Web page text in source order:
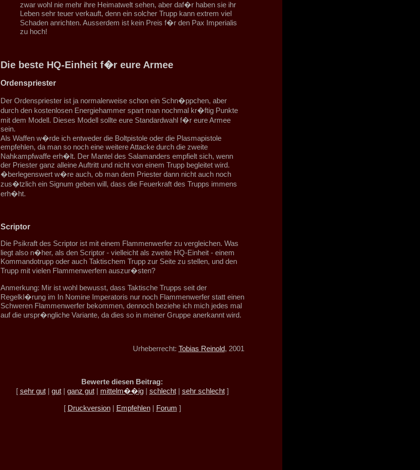
zwar wohl nie mehr ihre Heimatwelt sehen, aber daf�r haben sie ihr
Leben sehr teuer verkauft, denn ein solcher Trupp kann extrem viel
Schaden anrichten. Ausserdem ist kein Preis f�r den Pax Imperialis
zu hoch!
Die beste HQ-Einheit f�r eure Armee
Ordenspriester
Der Ordenspriester ist ja normalerweise schon ein Schn�ppchen, aber
durch den kostenlosen Energiehammer spart man nochmal kr�ftig Punkte
mit dem Modell. Dieses Modell sollte eure Standardwahl f�r eure Armee
sein.
Als Waffen w�rde ich entweder die Boltpistole oder die Plasmapistole
empfehlen, da man so noch eine weitere Attacke durch die zweite
Nahkampfwaffe erh�lt. Der Mantel des Salamanders empfielt sich, wenn
der Priester ganz alleine Auftritt und nicht von einem Trupp begleitet wird.
�berlegenswert w�re auch, ob man dem Priester dann nicht auch noch
zus�tzlich ein Signum geben will, dass die Feuerkraft des Trupps immens
erh�ht.
Scriptor
Die Psikraft des Scriptor ist mit einem Flammenwerfer zu vergleichen. Was
liegt also n�her, als den Scriptor - vielleicht als zweite HQ-Einheit - einem
Kommandotrupp oder auch Taktischem Trupp zur Seite zu stellen, und den
Trupp mit vielen Flammenwerfern auszur�sten?
Anmerkung: Mir ist wohl bewusst, dass Taktische Trupps seit der
Regelkl�rung im In Nomine Imperatoris nur noch Flammenwerfer statt einen
Schweren Flammenwerfer bekommen, dennoch beziehe ich mich jedes mal
auf die urspr�ngliche Variante, da dies so in meiner Gruppe anerkannt wird.
Urheberrecht: Tobias Reinold, 2001
Bewerte diesen Beitrag:
[ sehr gut| gut| ganz gut| mittelm��ig| schlecht| sehr schlecht]
[ Druckversion| Empfehlen| Forum ]